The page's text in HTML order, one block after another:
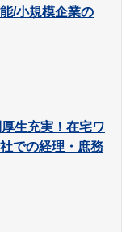
/小規模企業の
生充実！在宅ワ
での経理・庶務